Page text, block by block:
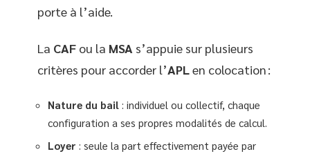
porte à l’aide.
La CAF ou la MSA s’appuie sur plusieurs
critères pour accorder l’APLen colocation :
Nature du bail : individuel ou collectif, chaque
configuration a ses propres modalités de calcul.
Loyer : seule la part effectivement payée par